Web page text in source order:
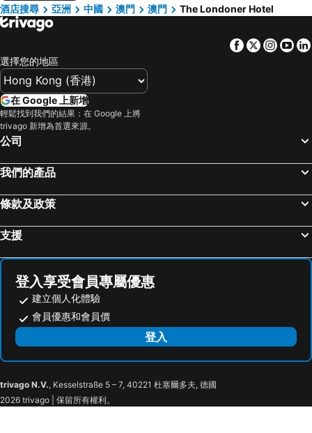
酒店搜尋
亞洲 中國 澳門 澳門 The Londoner Hotel
Facebook
Twitter
選擇您的地區
在 Google 上新增
輕鬆找到我們的結果：在 Google 上將
trivago 新增為首選來源。
公司
我們的產品
條款及政策
支援
登入享受會員專屬優惠
建立個人化體驗
會員優惠和會員價
登入
trivago N.V., Kesselstraße 5 – 7, 40221 杜塞爾多夫, 德國
2026 trivago | 保留所有權利。